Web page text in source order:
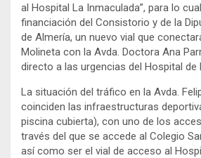
al Hospital La Inmaculada”, para lo
financiación del Consistorio y de la
de Almería, un nuevo vial que
Molineta con la Avda. Doctora Ana
directo a las urgencias del Hospital de
La situación del tráfico en la Avda.
coinciden las infraestructuras
piscina cubierta), con uno de los
través del que se accede al Colegio
así como ser el vial de acceso al